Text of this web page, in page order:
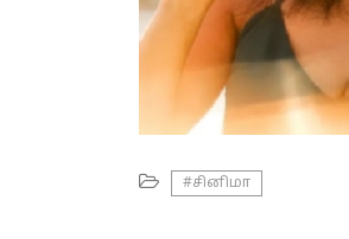
#சினிமா